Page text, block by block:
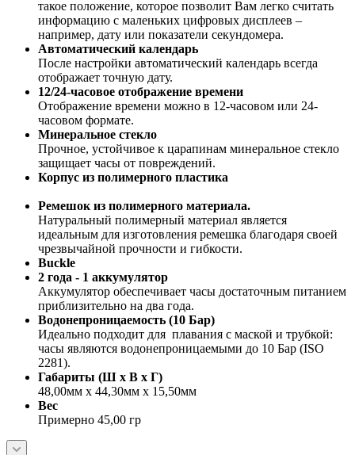
такое положение, которое позволит Вам легко считать
информацию с маленьких цифровых дисплеев –
например, дату или показатели секундомера.
Автоматический календарь
После настройки автоматический календарь всегда
отображает точную дату.
12/24-часовое отображение времени
Отображение времени можно в 12-часовом или 24-
часовом формате.
Минеральное стекло
Прочное, устойчивое к царапинам минеральное стекло
защищает часы от повреждений.
Корпус из полимерного пластика
Ремешок из полимерного материала.
Натуральный полимерный материал является
идеальным для изготовления ремешка благодаря своей
чрезвычайной прочности и гибкости.
Buckle
2 года - 1 аккумулятор
Аккумулятор обеспечивает часы достаточным питанием
приблизительно на два года.
Водонепроницаемость (10 Бар)
Идеально подходит для плавания с маской и трубкой:
часы являются водонепроницаемыми до 10 Бар (ISO
2281).
Габариты (Ш x В x Г)
48,00мм x 44,30мм x 15,50мм
Вес
Примерно 45,00 гр